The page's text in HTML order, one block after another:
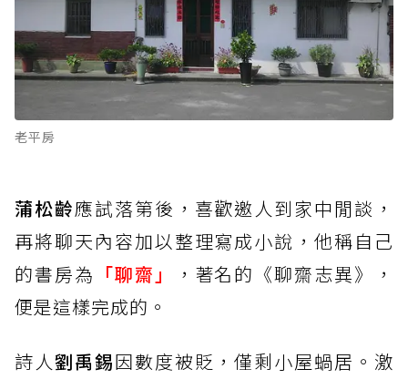
老平房
蒲松齡應試落第後，喜歡邀人到家中閒談，
再將聊天內容加以整理寫成小說，他稱自己
的書房為 「聊齋」
，著名的《聊齋志異》，
便是這樣完成的。
詩人劉禹錫因數度被貶，僅剩小屋蝸居。激